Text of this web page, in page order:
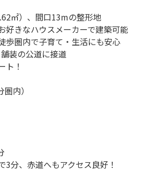
㎡）、間口13mの整形地
きなハウスメーカーで建築可能
歩圏内で子育て・生活にも安心
装の公道に接道
ト！
圏内）
3分、赤道へもアクセス良好！